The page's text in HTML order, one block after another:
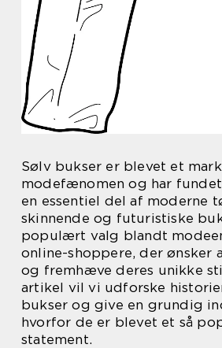
Sølv bukser er blevet et
modefænomen og har
en essentiel del af moderne
skinnende og futuristiske
populært valg blandt
online-shoppere, der ønsker
og fremhæve deres unikke
artikel vil vi udforske
bukser og give en grundig
hvorfor de er blevet et så
statement.